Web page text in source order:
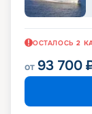
ОСТАЛОСЬ 2
от 93 700